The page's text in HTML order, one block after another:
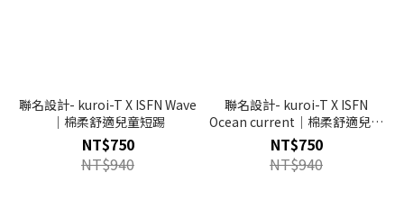
聯名設計- kuroi-T X ISFN Wave
｜棉柔舒適兒童短踢
NT$750
NT$940
聯名設計- kuroi-T X ISFN
Ocean current｜棉柔舒適兒童
短踢
NT$750
NT$940